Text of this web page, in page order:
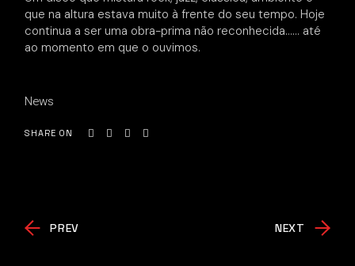
que na altura estava muito à frente do seu tempo. Hoje
continua a ser uma obra-prima não reconhecida…… até
ao momento em que o ouvimos.
News
SHARE ON
PREV NEXT